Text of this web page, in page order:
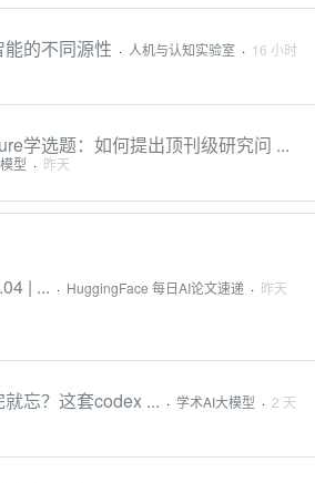
的不同源性 · 人机与认知实验室 · 16 小时
学选题：如何提出顶刊级研究问 ...
型 · 昨天
| ... · HuggingFace 每日AI论文速递 · 昨天
忘？这套codex ... · 学术AI大模型 · 2 天